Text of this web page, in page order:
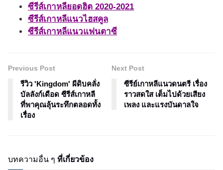
ซีรีส์เกาหลียอดฮิต 2020-2021
ซีรีส์เกาหลีแนวไฮสคูล
ซีรีส์เกาหลีแนวแฟนตาซี
Previous Post
รีวิว 'Kingdom' ผีดิบคลั่ง
บัลลังก์เดือด ซีรีส์เกาหลี
ที่พาคุณลุ้นระทึกตลอดทั้ง
เรื่อง
Next Post
ซีรีย์เกาหลีแนวดนตรี เรื่อง
ราวสดใส เต็มไปด้วยเสียง
เพลง และแรงบันดาลใจ
บทความอื่น ๆ ที่เกี่ยวข้อง